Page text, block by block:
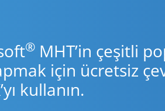
® MHT’in çeşitli
için ücretsiz
kullanın.